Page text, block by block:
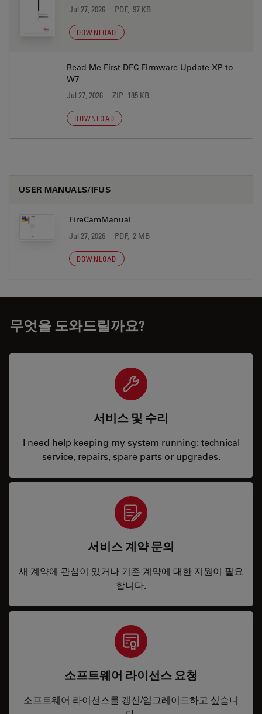
Jul 27, 2026 PDF, 97 KB
DOWNLOAD
Read Me First DFC Firmware Update XP to
W7
Jul 27, 2026 ZIP, 185 KB
DOWNLOAD
USER MANUALS/IFUS
FireCamManual
Jul 27, 2026 PDF, 2 MB
DOWNLOAD
무엇을 도와드릴까요?
서비스 및 수리
I need help keeping my system running: technical
service, repairs, spare parts or upgrades.
서비스 계약 문의
새 계약에 관심이 있거나 기존 계약에 대한 지원이 필요
합니다.
소프트웨어 라이선스 요청
소프트웨어 라이선스를 갱신/업그레이드하고 싶습니